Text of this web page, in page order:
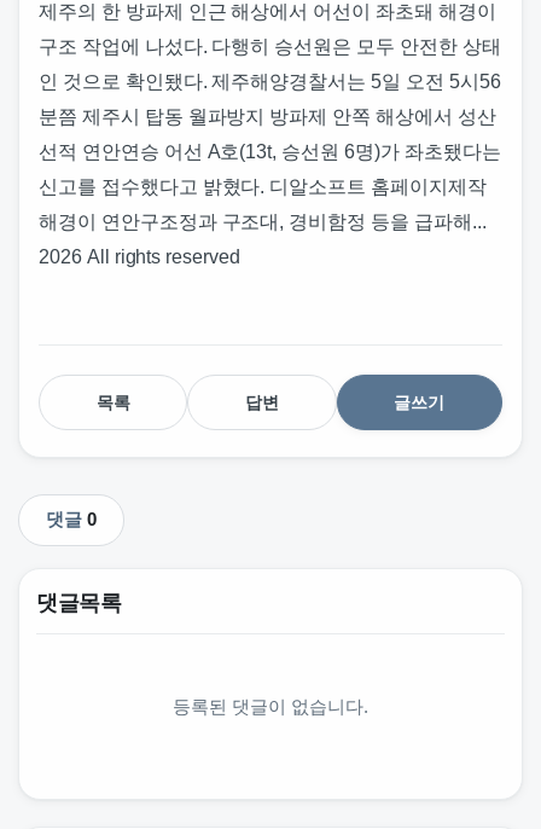
제주의 한 방파제 인근 해상에서 어선이 좌초돼 해경이
구조 작업에 나섰다. 다행히 승선원은 모두 안전한 상태
인 것으로 확인됐다. 제주해양경찰서는 5일 오전 5시56
분쯤 제주시 탑동 월파방지 방파제 안쪽 해상에서 성산
선적 연안연승 어선 A호(13t, 승선원 6명)가 좌초됐다는
신고를 접수했다고 밝혔다. 디알소프트 홈페이지제작
해경이 연안구조정과 구조대, 경비함정 등을 급파해...
2026 All rights reserved
목록 답변 글쓰기
댓글 0
댓글목록
등록된 댓글이 없습니다.